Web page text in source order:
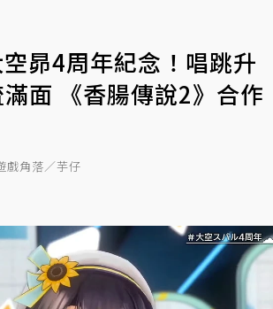
昴4周年紀念！唱跳升
面 《香腸傳說2》合作
戲角落／芋仔